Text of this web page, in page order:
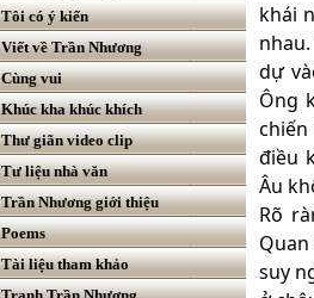
Tôi có ý kiến
Viết về Trần Nhương
Cùng vui
Khúc kha khúc khích
Thư giãn video clip
Tư liệu nhà văn
Trần Nhương giới thiệu
Poems
Tài liệu tham khảo
khái
dự
Ông
điều
Âu
Rõ
suy